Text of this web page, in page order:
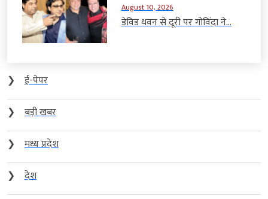
August 10, 2026
डेविड धवन से दूरी पर गोविंदा ने...
❯
ई-पेपर
❯
बड़ी खबर
❯
मध्य प्रदेश
❯
देश